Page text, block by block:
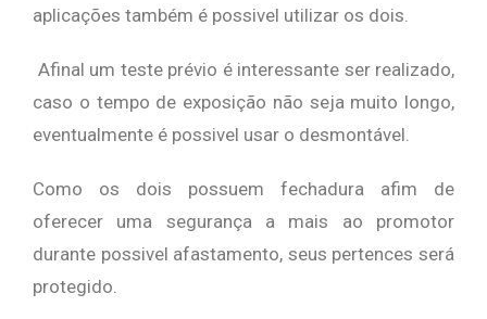
aplicações também é possivel utilizar os dois.
Afinal um teste prévio é interessante ser realizado,
caso o tempo de exposição não seja muito longo,
eventualmente é possivel usar o desmontável.
Como os dois possuem fechadura afim de
oferecer uma segurança a mais ao promotor
durante possivel afastamento, seus pertences será
protegido.